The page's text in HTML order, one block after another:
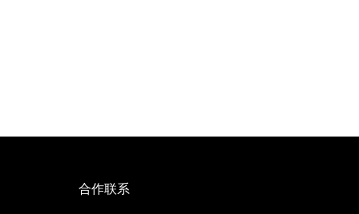
合作联系